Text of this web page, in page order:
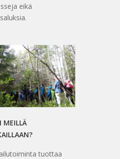
eikä
MEILLÄ
tuottaa